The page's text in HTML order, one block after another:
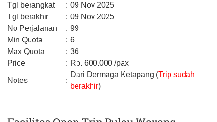
Tgl berangkat
: 09 Nov 2025
Tgl berakhir
: 09 Nov 2025
No Perjalanan
: 99
Min Quota
: 6
Max Quota
: 36
Price
: Rp. 600.000 /pax
Notes :
Dari Dermaga Ketapang (Trip sudah
berakhir)